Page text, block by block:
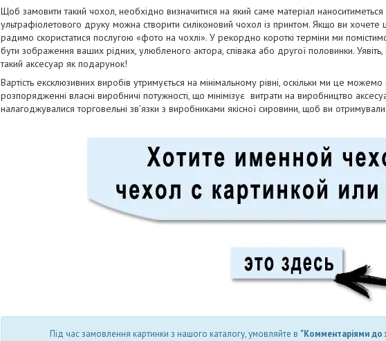
Щоб замовити такий чохол, необхідно визначитися на який саме матеріал
ультрафіолетового друку можна створити силіконовий чохол із принтом. Якщо ви
радимо скористатися послугою «фото на чохлі». У рекордно короткі терміни ми
бути зображення ваших рідних, улюбленого актора, співака або другої половинки.
такий аксесуар як подарунок!
Вартість ексклюзивних виробів утримується на мінімальному рівні, оскільки ми це
розпорядженні власні виробничі потужності, що мінімізує витрати на виробництво
налагоджувалися торговельні зв'язки з виробниками якісної сировини, щоб ви
Під час замовлення картинки з нашого каталогу, умовляйте в "Комментаріями до